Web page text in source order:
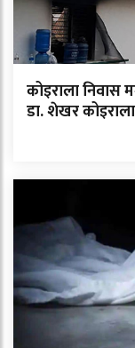
कोइराला निवास
डा. शेखर